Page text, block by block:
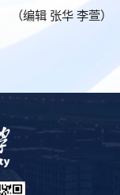
（编辑 张华 李萱）